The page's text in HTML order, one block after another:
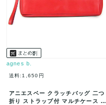
agnes b.
送料:1,650円
アニエスベー クラッチバッグ 二つ
折り ストラップ付 マルチケース ブ